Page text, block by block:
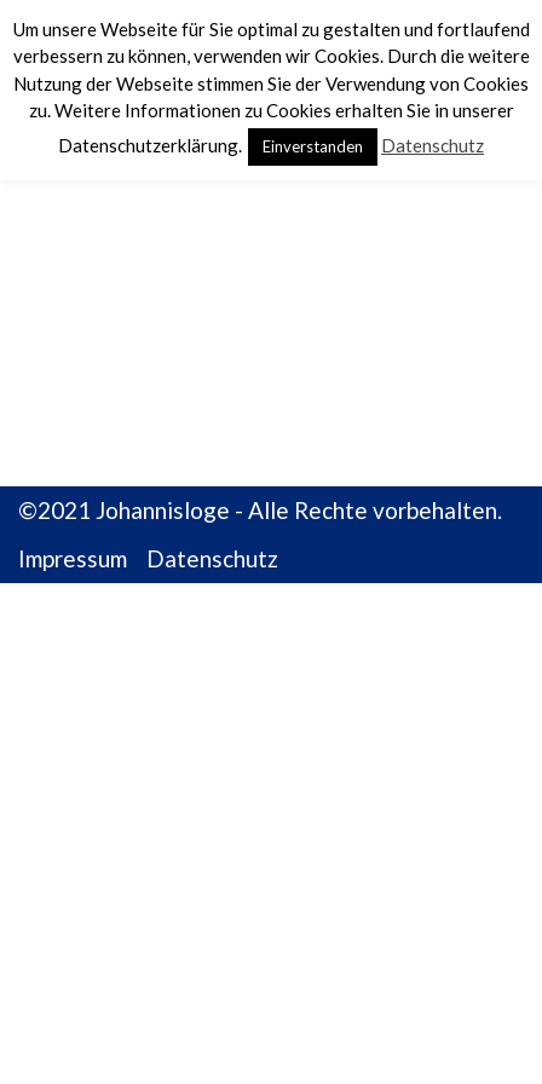
©2021 Johannisloge - Alle Rechte vorbehalten.
Impressum
Datenschutz
Um unsere Webseite für Sie optimal zu gestalten und fortlaufend
verbessern zu können, verwenden wir Cookies. Durch die weitere
Nutzung der Webseite stimmen Sie der Verwendung von Cookies
zu. Weitere Informationen zu Cookies erhalten Sie in unserer
Datenschutzerklärung.
Einverstanden Datenschutz